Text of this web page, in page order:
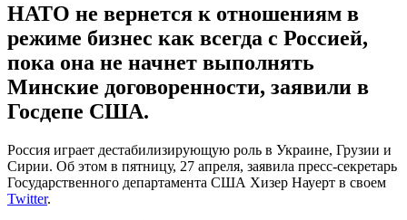
НАТО не вернется к отношениям в
режиме бизнес как всегда с Россией,
пока она не начнет выполнять
Минские договоренности, заявили в
Госдепе США.
Россия играет дестабилизирующую роль в Украине, Грузии и
Сирии. Об этом в пятницу, 27 апреля, заявила пресс-секретарь
Государственного департамента США Хизер Науерт в своем
Twitter.